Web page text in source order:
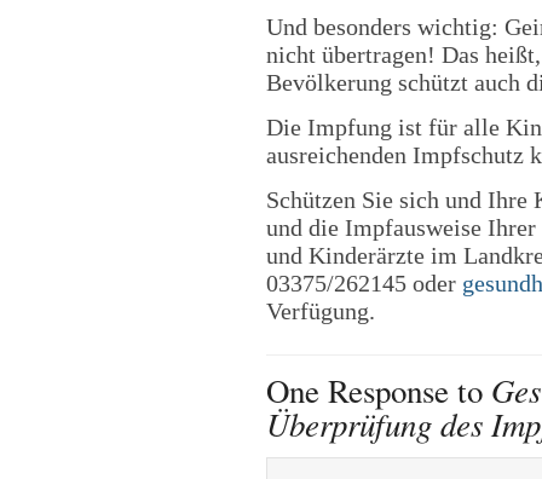
Und besonders wichtig:
nicht übertragen! Das
Bevölkerung schützt auch
Die Impfung ist für alle
ausreichenden Impfschutz
Schützen Sie sich und
und die Impfausweise
und Kinderärzte im
03375/262145 oder
Verfügung.
One Response to
Überprüfung des